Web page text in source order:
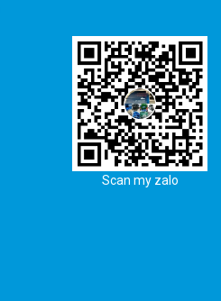
Scan my zalo